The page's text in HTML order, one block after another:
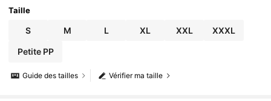
Taille
S M L XL XXL XXXL
Petite PP
Vérifier ma taille
Guide des tailles